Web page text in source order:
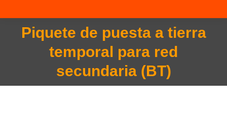
Piquete de puesta a tierra
temporal para red
secundaria (BT)
You are here: